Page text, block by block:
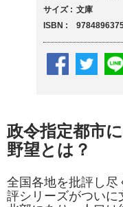
政令指定都市
野望とは？
全国各地を批評し尽
評シリーズがつい
サイズ
文庫
ISBN